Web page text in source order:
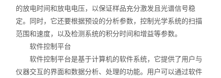
的放电时间和放电电压，以保证样品充分激发且光谱信号稳
定。同时，它还要根据预设的分析参数，控制光学系统的扫描
范围和速度，以及检测系统的积分时间和增益等参数。
软件控制平台
软件控制平台是基于计算机的软件系统，它提供了用户与
仪器交互的界面和数据分析、处理的功能。用户可以通过软件